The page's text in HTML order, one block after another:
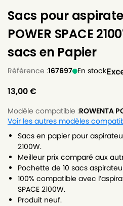
Sacs pour
POWER SPACE
sacs en Papier
Référence :167697 En stock
13,00€
Modèle compatible :ROWENTA
Voir les autres modèles
Sacs en papier pour aspirateur
2100W.
Meilleur prix comparé aux
Pochette de 10 sacs
100% compatible avec
SPACE 2100W.
Produit neuf.